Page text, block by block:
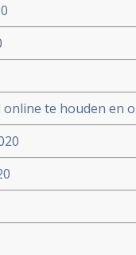
te houden en